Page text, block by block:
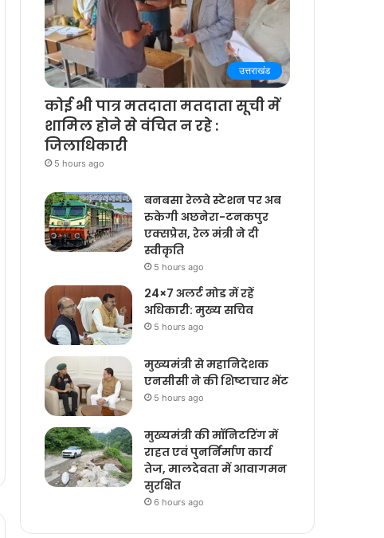
उत्तराखंड
कोई भी पात्र मतदाता मतदाता सूची में
शामिल होने से वंचित न रहे :
जिलाधिकारी
5 hours ago
बनबसा रेलवे स्टेशन पर अब
रुकेगी अछनेरा-टनकपुर
एक्सप्रेस, रेल मंत्री ने दी
स्वीकृति
5 hours ago
24×7 अलर्ट मोड में रहें
अधिकारी: मुख्य सचिव
5 hours ago
मुख्यमंत्री से महानिदेशक
एनसीसी ने की शिष्टाचार भेंट
5 hours ago
मुख्यमंत्री की मॉनिटरिंग में
राहत एवं पुनर्निर्माण कार्य
तेज, मालदेवता में आवागमन
सुरक्षित
6 hours ago